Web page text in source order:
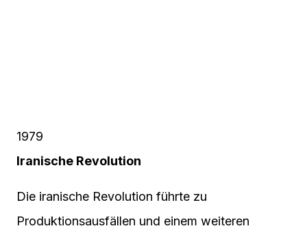
1979
Iranische Revolution
Die iranische Revolution führte zu
Produktionsausfällen und einem weiteren